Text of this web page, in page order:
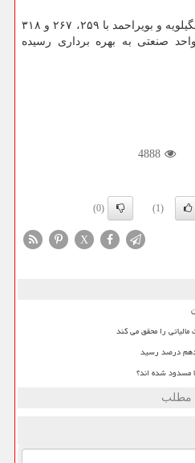
اما، ایلام، خراسان شمالی و كهگیلویه و بویراحمد با ۲۵۹، ۲۶۷ و ۳۱۸
صنعتی به بهره برداری رسیده
4888
(1)
(0)
X
مالیاتی را محقق می کند
مسدود شده اند؟
مطلب